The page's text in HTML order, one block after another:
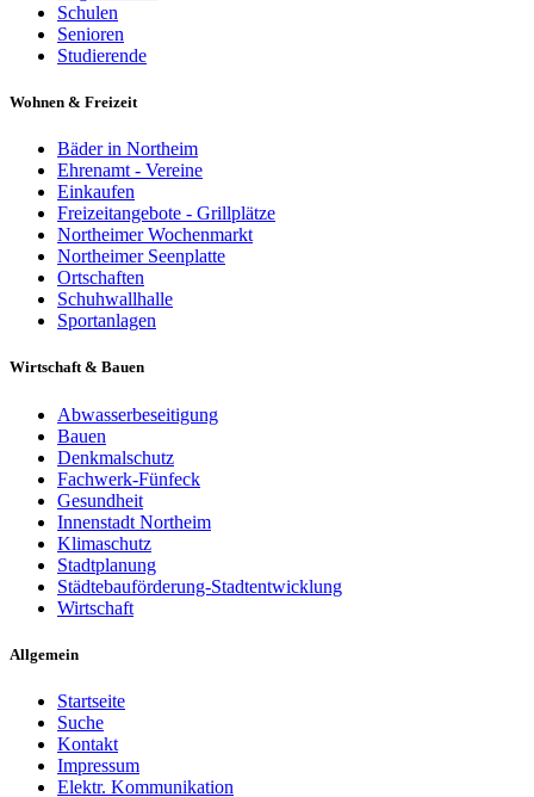
Schulen
Senioren
Studierende
Wohnen & Freizeit
Bäder in Northeim
Ehrenamt - Vereine
Einkaufen
Freizeitangebote - Grillplätze
Northeimer Wochenmarkt
Northeimer Seenplatte
Ortschaften
Schuhwallhalle
Sportanlagen
Wirtschaft & Bauen
Abwasserbeseitigung
Bauen
Denkmalschutz
Fachwerk-Fünfeck
Gesundheit
Innenstadt Northeim
Klimaschutz
Stadtplanung
Städtebauförderung-Stadtentwicklung
Wirtschaft
Allgemein
Startseite
Suche
Kontakt
Impressum
Elektr. Kommunikation